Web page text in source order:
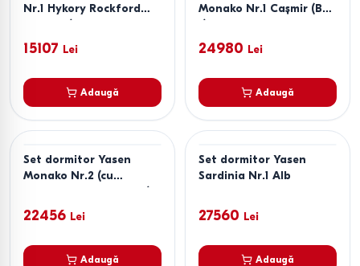
Nr.1 Hykory Rockford
Deschis/Grafit Gri
15107 Lei
Adaugă
Monako Nr.1 Cașmir (Bej)
/ Elegant Gri Softtouch
24980 Lei
Adaugă
Set dormitor Yasen
Monako Nr.2 (cu
meacanism de ridicare)
Cașmir (Bej) / Elegant
Gri Softtouch
22456 Lei
Adaugă
Set dormitor Yasen
Sardinia Nr.1 Alb
27560 Lei
Adaugă